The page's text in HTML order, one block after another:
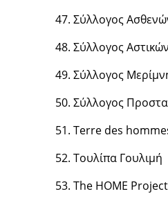
Σύλλογος
Σύλλογος
Σύλλογος
Σύλλογος
Τerre des
Τουλίπα Γουλιμή
The HOME Project